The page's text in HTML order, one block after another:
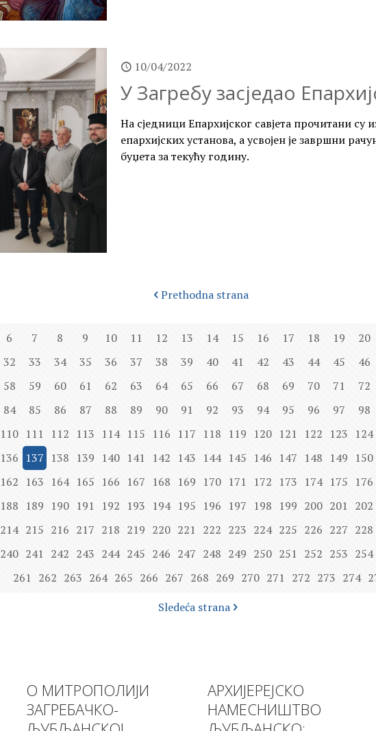
10/04/2022
У Загребу засједао
На сједници Епархијског савјета прочитани су
епархијских установа, а усвојен је завршни
буџета за текућу годину.
Prethodna strana
6 7 8 9 10 11 12 13 14 15 16 17 18 19 20
32 33 34 35 36 37 38 39 40 41 42 43 44 45 46
58 59 60 61 62 63 64 65 66 67 68 69 70 71 72
84 85 86 87 88 89 90 91 92 93 94 95 96 97 98
110 111 112 113 114 115 116 117 118 119 120 121 122 123 124
136 137 138 139 140 141 142 143 144 145 146 147 148 149 150
162 163 164 165 166 167 168 169 170 171 172 173 174 175 176
188 189 190 191 192 193 194 195 196 197 198 199 200 201 202
214 215 216 217 218 219 220 221 222 223 224 225 226 227 228
240 241 242 243 244 245 246 247 248 249 250 251 252 253 254
261 262 263 264 265 266 267 268 269 270 271 272 273 274
Sledeća strana
О МИТРОПОЛИЈИ
ЗАГРЕБАЧКО-
АРХИЈЕРЕЈСКО
НАМЕСНИШТВО